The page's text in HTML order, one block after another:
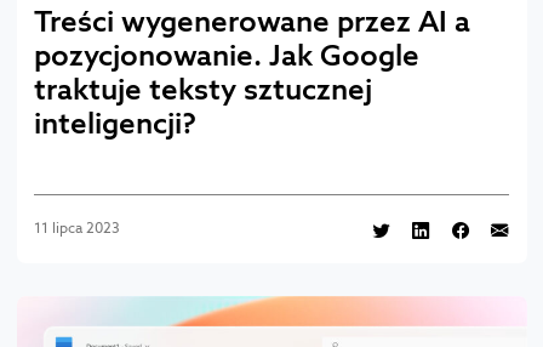
Treści wygenerowane przez AI a
pozycjonowanie. Jak Google
traktuje teksty sztucznej
inteligencji?
11 lipca 2023